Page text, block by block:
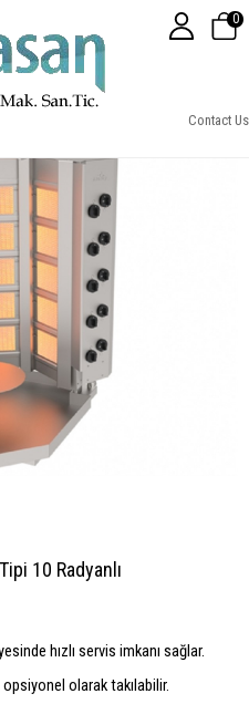
Contact Us
0
10 Radyanlı
hızlı servis imkanı sağlar.
olarak takılabilir.